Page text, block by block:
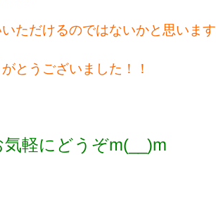
ただけるのではないかと思います
とうございました！！
軽にどうぞm(__)m